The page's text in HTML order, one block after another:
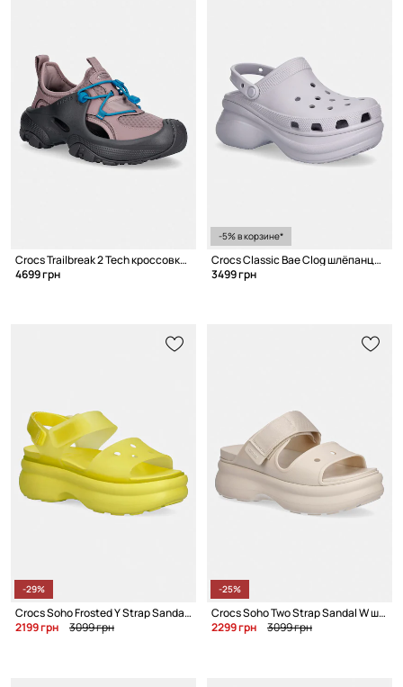
Crocs Trailbreak 2 Tech кроссовки с вырезами
4699 грн
-5% в корзине*
Crocs Classic Bae Clog шлёпанцы на платформе для женщин
3499 грн
-29%
Crocs Soho Frosted Y Strap Sandal сандалии на платформе для женщин
2199 грн
3099 грн
-25%
Crocs Soho Two Strap Sandal W шлёпанцы на платформе для женщин
2299 грн
3099 грн